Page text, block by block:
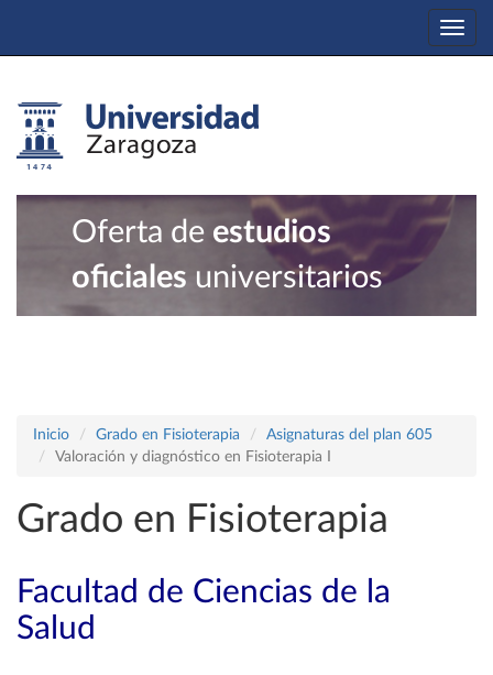
Oferta de estudios
oficiales universitarios
Inicio Grado en Fisioterapia
Asignaturas del plan 605
Valoración y diagnóstico en Fisioterapia I
Grado en Fisioterapia
Facultad de Ciencias de la
Salud